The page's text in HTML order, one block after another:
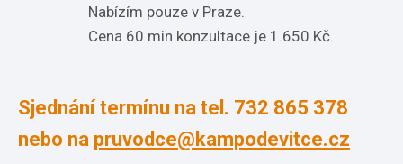
Nabízím pouze v Praze.
Cena 60 min konzultace je 1.650 Kč.
Sjednání termínu na tel. 732 865 378
nebo na pruvodce@kampodevitce.cz